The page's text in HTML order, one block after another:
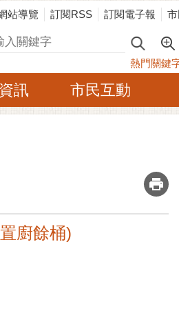
站導覽 訂閱RSS 訂閱電子報
熱門關鍵
訊 市民互動
_
廚餘桶)